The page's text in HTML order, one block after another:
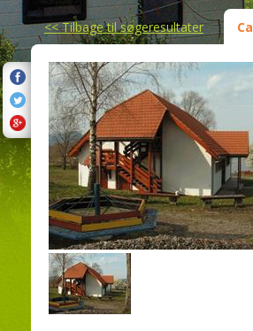
<<Tilbage til søgeresultater